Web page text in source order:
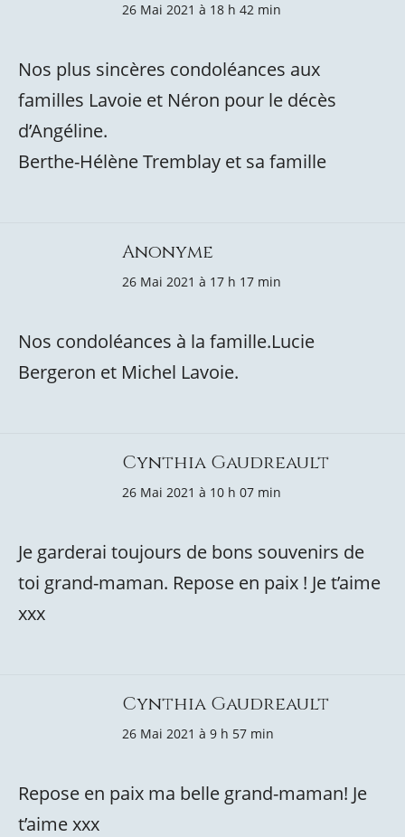
26 Mai 2021 à 18 h 42 min
Nos plus sincères condoléances aux
familles Lavoie et Néron pour le décès
d’Angéline.
Berthe-Hélène Tremblay et sa famille
Anonyme
26 Mai 2021 à 17 h 17 min
Nos condoléances à la famille.Lucie
Bergeron et Michel Lavoie.
Cynthia Gaudreault
26 Mai 2021 à 10 h 07 min
Je garderai toujours de bons souvenirs de
toi grand-maman. Repose en paix ! Je t’aime
xxx
Cynthia Gaudreault
26 Mai 2021 à 9 h 57 min
Repose en paix ma belle grand-maman! Je
t’aime xxx